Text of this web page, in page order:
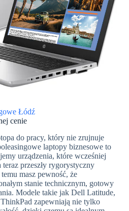
Łódź
cenie
do pracy, który nie zrujnuje
laptopy biznesowe to
urządzenia, które wcześniej
przeszły rygorystyczny
masz pewność, że
stanie technicznym, gotowy
Modele takie jak Dell Latitude,
zapewniają nie tylko